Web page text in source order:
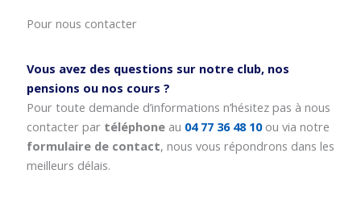
Pour nous contacter
Vous avez des questions sur notre club, nos
pensions ou nos cours ?
Pour toute demande d’informations n’hésitez pas à nous
contacter par téléphoneau 04 77 36 48 10 ou via notre
formulaire de contact, nous vous répondrons dans les
meilleurs délais.